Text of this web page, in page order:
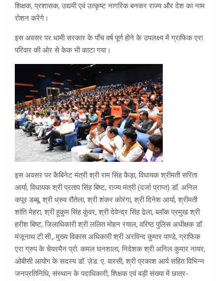
शिक्षक, प्रशासक, उद्यमी एवं उत्कृष्ट नागरिक बनकर राज्य और देश का नाम
रोशन करेंगे।
इस अवसर पर धामी सरकार के पाँच वर्ष पूर्ण होने के उपलक्ष्य में ग्राफिक एरा
परिवार की ओर से केक भी काटा गया।
इस अवसर पर कैबिनेट मंत्री श्री राम सिंह कैड़ा, विधायक श्रीमती सरिता
आर्या, विधायक श्री प्रताप सिंह बिष्ट, राज्य मंत्री (दर्जा प्राप्त) डॉ. अनिल
कपूर डब्बू, श्री ध्रुव रौतेला, श्री शंकर कोरंगा, श्री दिनेश आर्या, श्रीमती
शांति मेहरा, श्री हुकुम सिंह कुंवर, श्री देवेन्द्र सिंह ढेला, ब्लॉक प्रमुख श्री
हरीश बिष्ट, जिलाधिकारी श्री ललित मोहन रयाल, वरिष्ठ पुलिस अधीक्षक डॉ.
मंजूनाथ टी.सी., मुख्य विकास अधिकारी श्री अरविन्द कुमार पाण्डे, ग्राफिक
एरा ग्रुप के चेयरमैन प्रो. कमल घनशाला, निदेशक श्री अनिल कुमार नायर,
ओबीसी आयोग के सदस्य डॉ. ज़ेड. ए. वारसी, श्री प्रकाश आर्य सहित विभिन्न
जनप्रतिनिधि, संस्थान के पदाधिकारी, शिक्षक एवं बड़ी संख्या में छात्र-